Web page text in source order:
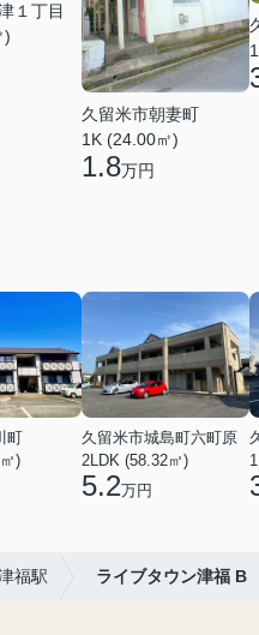
１丁目
)
久留米市朝妻町
1K (24.00㎡)
1.8万円
町
)
久留米市城島町六町原
2LDK (58.32㎡)
5.2万円
福駅 ライブタウン津福 B